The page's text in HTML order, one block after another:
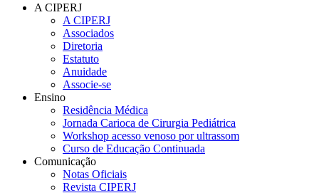
A CIPERJ
A CIPERJ
Associados
Diretoria
Estatuto
Anuidade
Associe-se
Ensino
Residência Médica
Jornada Carioca de Cirurgia Pediátrica
Workshop acesso venoso por ultrassom
Curso de Educação Continuada
Comunicação
Notas Oficiais
Revista CIPERJ